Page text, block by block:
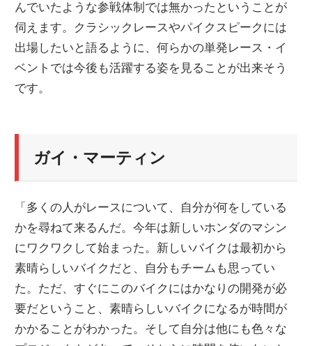
ュ
ー
んでいたような参戦体制では無かったということが
伺えます。クラシックレースやパイクスピークには
出場したいと語るように、何らかの単発レース・イ
ベントでは今後も活躍する姿を見ることが出来そう
です。
ガイ・マーティン
「多くの人がレースについて、自分が何をしている
かを尋ねて来るんだ。今年は新しいホンダのマシン
にワクワクして始まった。新しいバイクは最初から
素晴らしいバイクだと、自分もチームも思ってい
た。ただ、すぐにこのバイクにはかなりの開発が必
要だということ、素晴らしいバイクになるが時間が
かかることがわかった。そして自分は他にも色々な